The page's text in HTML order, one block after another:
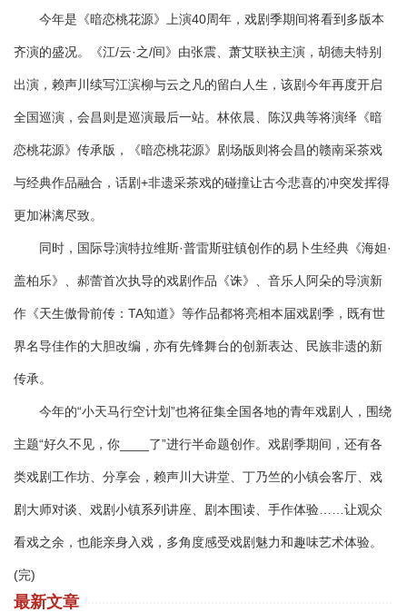
今年是《暗恋桃花源》上演40周年，戏剧季期间将看到多版本
齐演的盛况。《江/云·之/间》由张震、萧艾联袂主演，胡德夫特别
出演，赖声川续写江滨柳与云之凡的留白人生，该剧今年再度开启
全国巡演，会昌则是巡演最后一站。林依晨、陈汉典等将演绎《暗
恋桃花源》传承版，《暗恋桃花源》剧场版则将会昌的赣南采茶戏
与经典作品融合，话剧+非遗采茶戏的碰撞让古今悲喜的冲突发挥得
更加淋漓尽致。
同时，国际导演特拉维斯·普雷斯驻镇创作的易卜生经典《海妲·
盖柏乐》、郝蕾首次执导的戏剧作品《诛》、音乐人阿朵的导演新
作《天生傲骨前传：TA知道》等作品都将亮相本届戏剧季，既有世
界名导佳作的大胆改编，亦有先锋舞台的创新表达、民族非遗的新
传承。
今年的“小天马行空计划”也将征集全国各地的青年戏剧人，围绕
主题“好久不见，你____了”进行半命题创作。戏剧季期间，还有各
类戏剧工作坊、分享会，赖声川大讲堂、丁乃竺的小镇会客厅、戏
剧大师对谈、戏剧小镇系列讲座、剧本围读、手作体验……让观众
看戏之余，也能亲身入戏，多角度感受戏剧魅力和趣味艺术体验。
(完)
最新文章